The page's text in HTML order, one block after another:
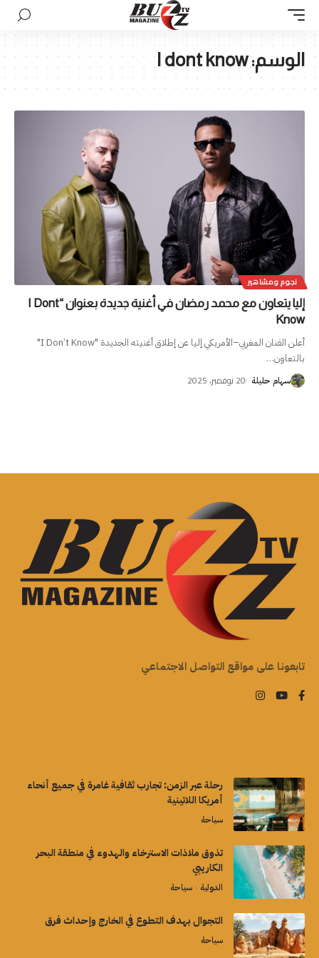
الوسم:I dont know
نجوم ومشاهير
إليا يتعاون مع محمد رمضان في أغنية جديدة بعنوان “I Dont
Know
أعلن الفنان المغربي–الأمريكي إليا عن إطلاق أغنيته الجديدة "I Don’t Know"
بالتعاون…
سهام حليلة 20 نوفمبر، 2025
تابعونا على مواقع التواصل الاجتماعي
رحلة عبر الزمن: تجارب ثقافية غامرة في جميع أنحاء
أمريكا اللاتينية
سياحة
تذوق ملاذات الاسترخاء والهدوء في منطقة البحر
الكاريبي
الدولية سياحة
التجوال بهدف التطوع في الخارج وإحداث فرق
سياحة